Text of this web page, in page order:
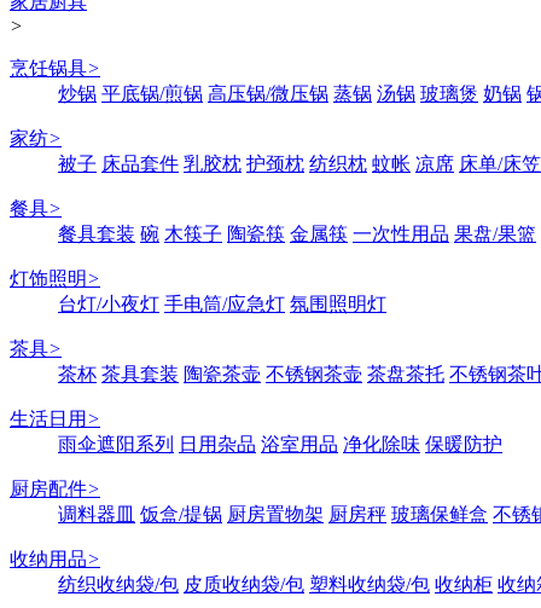
>
烹饪锅具>
炒锅 平底锅/煎锅 高压锅/微压锅 蒸锅 汤锅 玻璃煲 奶锅
家纺>
被子 床品套件 乳胶枕 护颈枕 纺织枕 蚊帐 凉席 床单/床笠
餐具>
餐具套装 碗 木筷子 陶瓷筷 金属筷 一次性用品 果盘/果篮
灯饰照明>
台灯/小夜灯 手电筒/应急灯 氛围照明灯
茶具>
茶杯 茶具套装 陶瓷茶壶 不锈钢茶壶 茶盘茶托 不锈钢茶
生活日用 >
雨伞遮阳系列
日用杂品 浴室用品 净化除味 保暖防护
厨房配件>
调料器皿 饭盒/提锅 厨房置物架 厨房秤 玻璃保鲜盒 不锈
收纳用品>
纺织收纳袋/包 皮质收纳袋/包 塑料收纳袋/包 收纳柜 收纳